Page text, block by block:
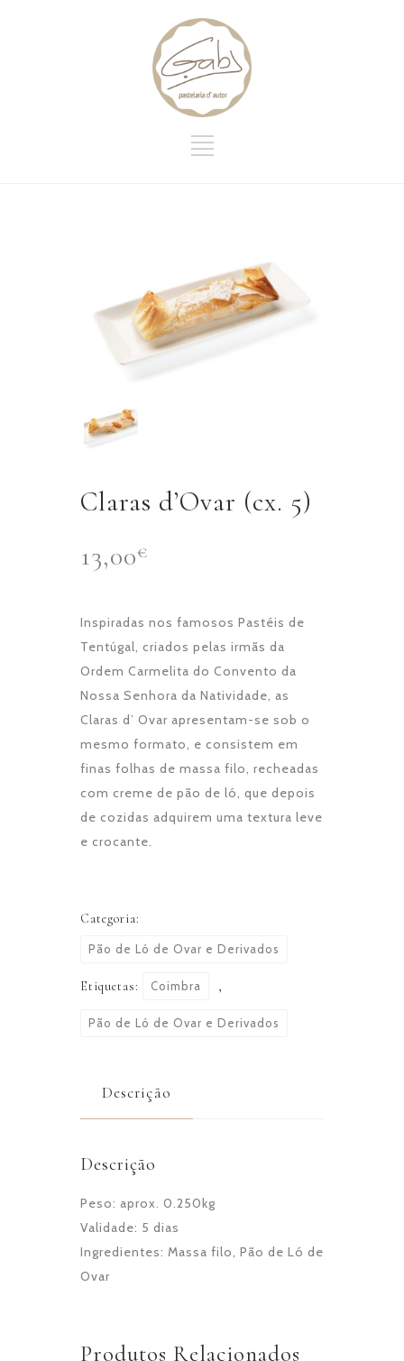
Claras d’Ovar (cx. 5)
13,00€
Inspiradas nos famosos Pastéis de
Tentúgal, criados pelas irmãs da
Ordem Carmelita do Convento da
Nossa Senhora da Natividade, as
Claras d’ Ovar apresentam-se sob o
mesmo formato, e consistem em
finas folhas de massa filo, recheadas
com creme de pão de ló, que depois
de cozidas adquirem uma textura leve
e crocante.
Categoria:
Pão de Ló de Ovar e Derivados
Etiquetas: Coimbra ,
Pão de Ló de Ovar e Derivados
Descrição
Descrição
Peso: aprox. 0.250kg
Validade: 5 dias
Ingredientes: Massa filo, Pão de Ló de
Ovar
Produtos Relacionados